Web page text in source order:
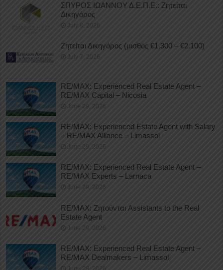
ΣΠΥΡΟΣ ΙΩΑΝΝΟΥ Δ.Ε.Π.Ε.: Ζητείται
Δικηγόρος
July 8, 2026
Ζητείται Δικηγόρος (μισθός €1.300 – €2.100)
July 7, 2026
RE/MAX: Experienced Real Estate Agent –
RE/MAX Capital – Nicosia
June 29, 2026
RE/MAX: Experienced Estate Agent with Salary
– RE/MAX Alliance – Limassol
June 29, 2026
RE/MAX: Experienced Real Estate Agent –
RE/MAX Experts – Larnaca
June 29, 2026
RE/MAX: Ζητούνται Assistants to the Real
Estate Agent
June 29, 2026
RE/MAX: Experienced Real Estate Agent –
RE/MAX Dealmakers – Limassol
June 29, 2026